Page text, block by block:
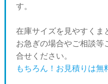
す。
在庫サイズを見やすくま
お急ぎの場合やご相談等
合せください。
もちろん！お見積りは無